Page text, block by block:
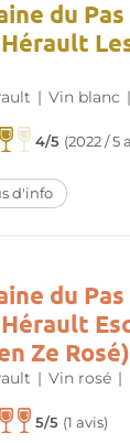
du
Hérault
| Vin blanc |
4/5 (2022 / 5
d'info
du
Hérault
Ze
| Vin rosé |
5/5 (1 avis)